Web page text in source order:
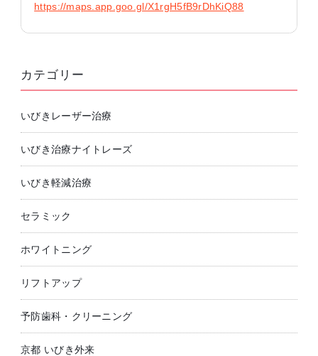
https://maps.app.goo.gl/X1rgH5fB9rDhKiQ88
カテゴリー
いびきレーザー治療
いびき治療ナイトレーズ
いびき軽減治療
セラミック
ホワイトニング
リフトアップ
予防歯科・クリーニング
京都 いびき外来